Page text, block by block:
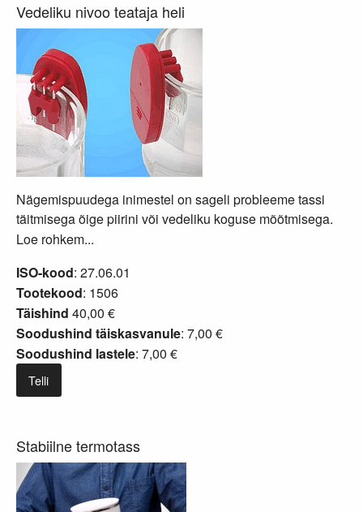
Vedeliku nivoo teataja heli
Nägemispuudega inimestel on sageli probleeme tassi
täitmisega õige piirini või vedeliku koguse mõõtmisega.
Loe rohkem...
ISO-kood: 27.06.01
Tootekood: 1506
Täishind 40,00 €
Soodushind täiskasvanule: 7,00 €
Soodushind lastele: 7,00 €
Telli
Stabiilne termotass